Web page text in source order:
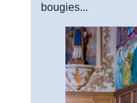
bougies...